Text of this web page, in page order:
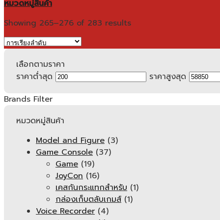
หมวดหมู่สินค้า
Showing 265–276 of 283 results
เลือกตามราคา
ราคาต่ำสุด
ราคาสูงสุด
Brands Filter
หมวดหมู่สินค้า
Model and Figure (3)
Game Console (37)
Game (19)
JoyCon (16)
เคสกันกระแทกสำหรับ (1)
กล่องเก็บตลับเกมส์ (1)
Voice Recorder (4)